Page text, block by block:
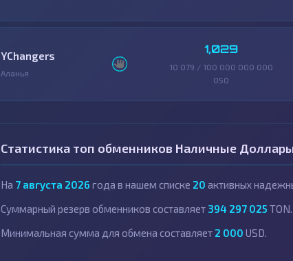
YChangers
Аланья
1,029
10 079 / 100 000 000 000
050
Статистика топ обменников Наличные Доллары
На 7 августа 2026 года в нашем списке 20 активных
Суммарный резерв обменников составляет 394 297 025 TON.
Минимальная сумма для обмена составляет 2 000 USD.